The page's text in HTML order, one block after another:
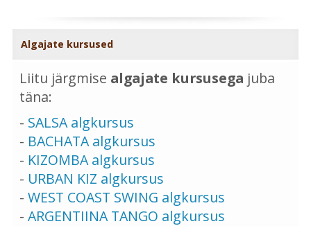
Algajate kursused
Liitu järgmise algajate kursusega juba
täna:
- SALSA algkursus
- BACHATA algkursus
- KIZOMBA algkursus
- URBAN KIZ algkursus
- WEST COAST SWING algkursus
- ARGENTIINA TANGO algkursus